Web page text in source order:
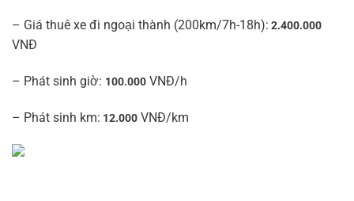
– Giá thuê xe đi ngoại thành (200km/7h-18h): 2.400.000
VNĐ
– Phát sinh giờ: 100.000 VNĐ/h
– Phát sinh km: 12.000 VNĐ/km